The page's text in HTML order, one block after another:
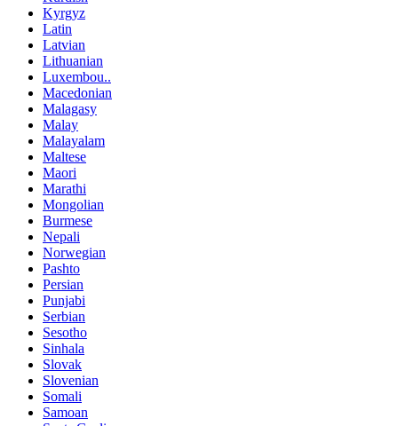
Kyrgyz
Latin
Latvian
Lithuanian
Luxembou..
Macedonian
Malagasy
Malay
Malayalam
Maltese
Maori
Marathi
Mongolian
Burmese
Nepali
Norwegian
Pashto
Persian
Punjabi
Serbian
Sesotho
Sinhala
Slovak
Slovenian
Somali
Samoan